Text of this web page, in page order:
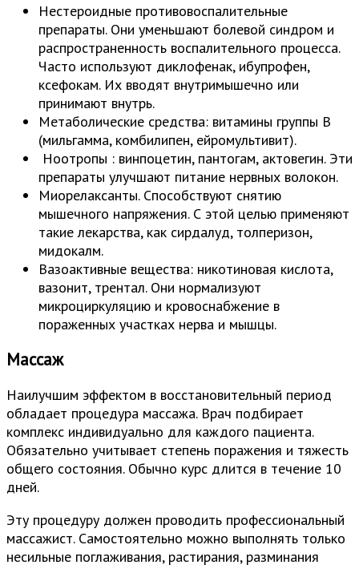
Нестероидные противовоспалительные
препараты. Они уменьшают болевой синдром и
распространенность воспалительного процесса.
Часто используют диклофенак, ибупрофен,
ксефокам. Их вводят внутримышечно или
принимают внутрь.
Метаболические средства: витамины группы B
(мильгамма, комбилипен, ейромультивит).
Ноотропы : винпоцетин, пантогам, актовегин. Эти
препараты улучшают питание нервных волокон.
Миорелаксанты. Способствуют снятию
мышечного напряжения. С этой целью применяют
такие лекарства, как сирдалуд, толперизон,
мидокалм.
Вазоактивные вещества: никотиновая кислота,
вазонит, трентал. Они нормализуют
микроциркуляцию и кровоснабжение в
пораженных участках нерва и мышцы.
Массаж
Наилучшим эффектом в восстановительный период
обладает процедура массажа. Врач подбирает
комплекс индивидуально для каждого пациента.
Обязательно учитывает степень поражения и тяжесть
общего состояния. Обычно курс длится в течение 10
дней.
Эту процедуру должен проводить профессиональный
массажист. Самостоятельно можно выполнять только
несильные поглаживания, растирания, разминания